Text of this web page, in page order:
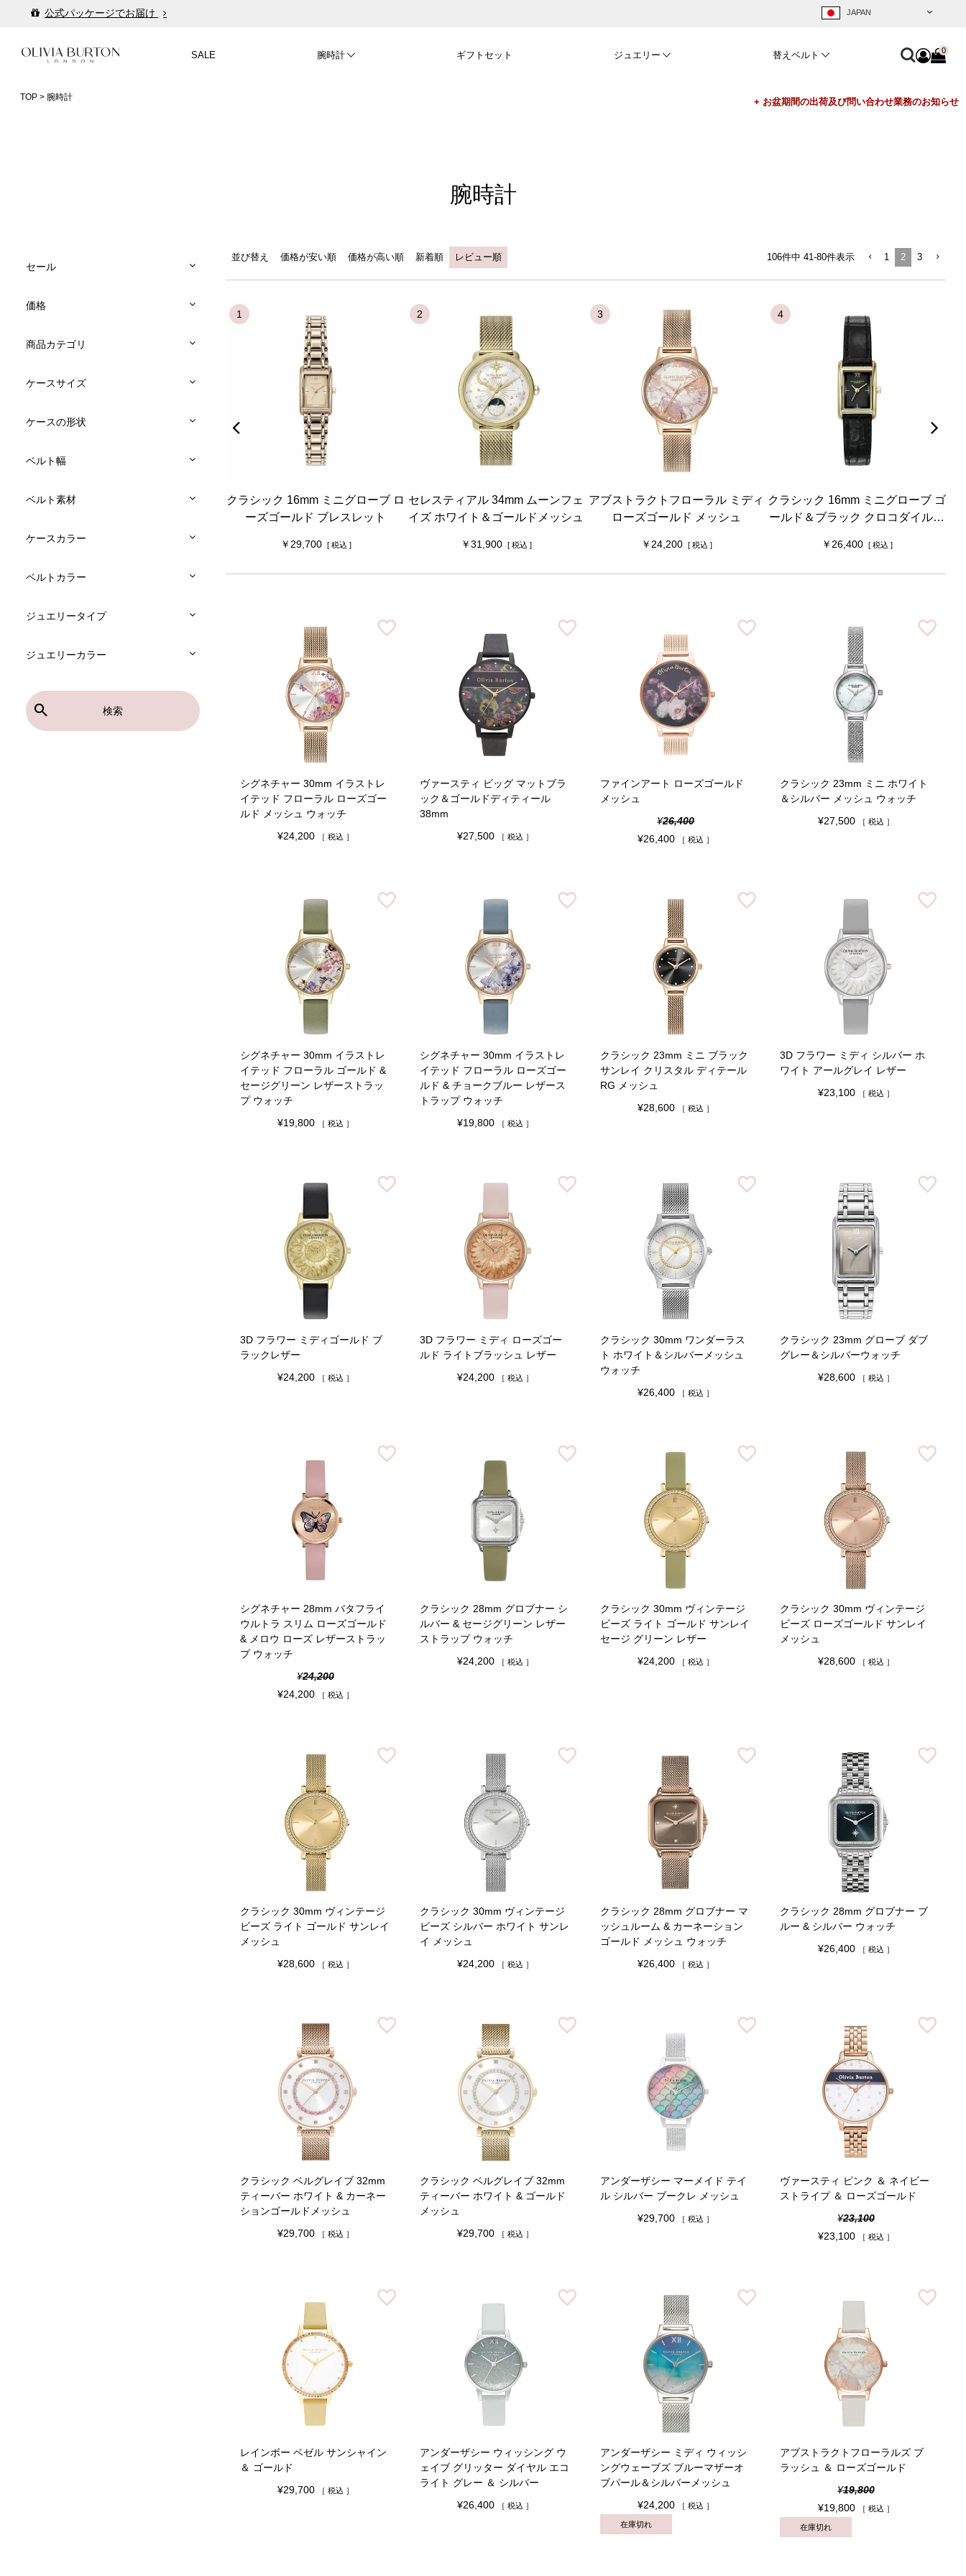
入って安心！時計保証プラス
公式パッケージでお届け
SALE 腕時計 ギフトセット ジュエリー 替えベルト 0
TOP 腕時計
腕時計
セール
価格
商品カテゴリ
ケースサイズ
ケースの形状
ベルト幅
ベルト素材
ケースカラー
ベルトカラー
ジュエリータイプ
ジュエリーカラー
検索
並び替え 価格が安い順 価格が高い順 新着順 レビュー順 106件中 41-80件表示 1 2 3
ール ラ シグネチャー 30mm アジュール ブ
クラシック 16mm ミニグローブ ロ
ーズゴールド ブレスレット
29,700
セレスティアル 34mm ムーンフェ
イズ ホワイト＆ゴールドメッシュ
31,900
アブストラクトフローラル ミディ
ローズゴールド メッシュ
24,200
クラシック 16mm ミニグローブ ゴ
ールド＆ブラック クロコダイルレ
26,400
シグネチャー 30mm イラストレ
イテッド フローラル ローズゴー
ルド メッシュ ウォッチ
¥24,200 税込
ヴァースティ ビッグ マットブラ
ック＆ゴールドディティール
38mm
¥27,500 税込
ファインアート ローズゴールド
メッシュ
¥26,400
¥26,400 税込
クラシック 23mm ミニ ホワイト
＆シルバー メッシュ ウォッチ
¥27,500 税込
シグネチャー 30mm イラストレ
イテッド フローラル ゴールド &
セージグリーン レザーストラッ
プ ウォッチ
¥19,800 税込
シグネチャー 30mm イラストレ
イテッド フローラル ローズゴー
ルド & チョークブルー レザース
トラップ ウォッチ
¥19,800 税込
クラシック 23mm ミニ ブラック
サンレイ クリスタル ディテール
RG メッシュ
¥28,600 税込
3D フラワー ミディ シルバー ホ
ワイト アールグレイ レザー
¥23,100 税込
3D フラワー ミディゴールド ブ
ラックレザー
¥24,200 税込
3D フラワー ミディ ローズゴー
ルド ライトブラッシュ レザー
¥24,200 税込
クラシック 30mm ワンダーラス
ト ホワイト＆シルバーメッシュ
ウォッチ
¥26,400 税込
クラシック 23mm グローブ ダブ
グレー＆シルバーウォッチ
¥28,600 税込
シグネチャー 28mm バタフライ
ウルトラ スリム ローズゴールド
& メロウ ローズ レザーストラッ
プ ウォッチ
¥24,200
¥24,200 税込
クラシック 28mm グロブナー シ
ルバー & セージグリーン レザー
ストラップ ウォッチ
¥24,200 税込
クラシック 30mm ヴィンテージ
ビーズ ライト ゴールド サンレイ
セージ グリーン レザー
¥24,200 税込
クラシック 30mm ヴィンテージ
ビーズ ローズゴールド サンレイ
メッシュ
¥28,600 税込
クラシック 30mm ヴィンテージ
ビーズ ライト ゴールド サンレイ
メッシュ
¥28,600 税込
クラシック 30mm ヴィンテージ
ビーズ シルバー ホワイト サンレ
イ メッシュ
¥24,200 税込
クラシック 28mm グロブナー マ
ッシュルーム & カーネーション
ゴールド メッシュ ウォッチ
¥26,400 税込
クラシック 28mm グロブナー ブ
ルー & シルバー ウォッチ
¥26,400 税込
クラシック ベルグレイブ 32mm
ティーバー ホワイト & カーネー
ションゴールドメッシュ
¥29,700 税込
クラシック ベルグレイブ 32mm
ティーバー ホワイト & ゴールド
メッシュ
¥29,700 税込
アンダーザシー マーメイド テイ
ル シルバー ブークレ メッシュ
¥29,700 税込
ヴァースティ ピンク ＆ ネイビー
ストライプ ＆ ローズゴールド
¥23,100
¥23,100 税込
レインボー ベゼル サンシャイン
＆ ゴールド
¥29,700 税込
アンダーザシー ウィッシング ウ
ェイブ グリッター ダイヤル エコ
ライト グレー ＆ シルバー
¥26,400 税込
アンダーザシー ミディ ウィッシ
ングウェーブズ ブルーマザーオ
ブパール＆シルバーメッシュ
¥24,200 税込
在庫切れ
アブストラクトフローラルズ ブ
ラッシュ ＆ ローズゴールド
¥19,800
¥19,800 税込
在庫切れ